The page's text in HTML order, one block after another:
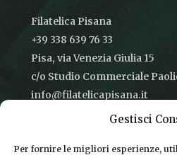
Gestisci
Per fornire le migliori esperienze,
Filatelica Pisana
+39 338 639 76 33
Pisa, via Venezia Giulia 15
c/o Studio Commerciale
info@filatelicapisana.it